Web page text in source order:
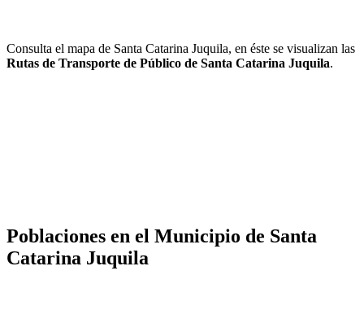
Consulta el mapa de Santa Catarina Juquila, en éste se visualizan las
Rutas de Transporte de Público de Santa Catarina Juquila.
Poblaciones en el Municipio de Santa
Catarina Juquila